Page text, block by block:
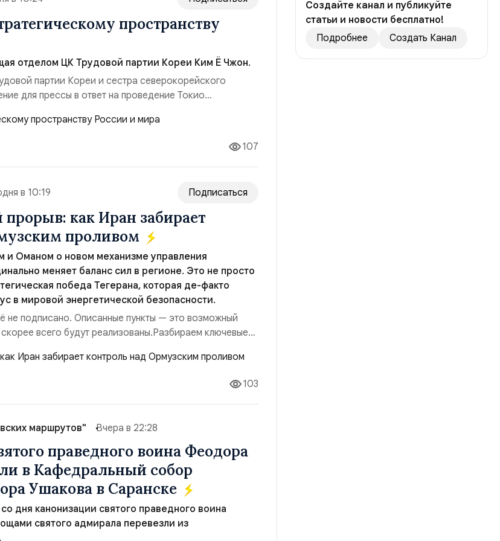
пространству
отделом ЦК Трудовой партии Кореи Ким Ё Чжон.
партии Кореи и сестра северокорейского
для прессы в ответ на проведение Токио
крылатых ракет Томагавк.«Япония отбросила
оборонительной страны“ и выносит вопрос
на всеобщее обозрение, одновреме...
107
в 10:19 Подписаться
прорыв: как Иран забирает
проливом
Оманом о новом механизме управления
меняет баланс сил в регионе. Это не просто
победа Тегерана, которая де-факто
в мировой энергетической безопасности.
не подписано. Описанные пункты — это возможный
всего будут реализованы.Разбираем ключевые
1. Новые доли контроля (75 на 25). Было:
пролив на паритетных началах — 50/50. Стало:
за Ираном...
103
маршрутов" Вчера в 22:28
праведного воина Феодора
в Кафедральный собор
Ушакова в Саранске
дня канонизации святого праведного воина
святого адмирала перевезли из
Создайте канал и публикуйте
статьи и новости бесплатно!
Подробнее
Создать Канал